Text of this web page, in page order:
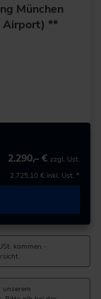
München
Airport) **
2.290,– € zzgl. Ust.
2.725,10 € inkl. Ust. *
kommen -